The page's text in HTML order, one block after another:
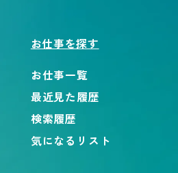
お仕事を探す
お仕事一覧
最近見た履歴
検索履歴
気になるリスト